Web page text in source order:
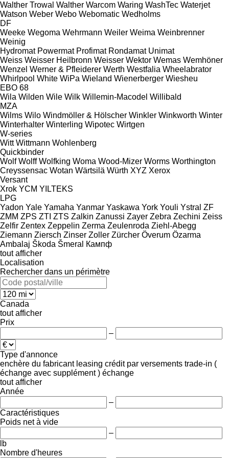
Walther Trowal Walther Warcom Waring WashTec Waterjet
Watson Weber Webo Webomatic Wedholms
DF
Weeke Wegoma Wehrmann Weiler Weima Weinbrenner
Weinig
Hydromat Powermat Profimat Rondamat Unimat
Weiss Weisser Heilbronn Weisser Wektor Wemas Wemhöner
Wenzel Werner & Pfleiderer Werth Westfalia Wheelabrator
Whirlpool White WiPa Wieland Wienerberger Wiesheu
EBO 68
Wila Wilden Wile Wilk Willemin-Macodel Willibald
MZA
Wilms Wilo Windmöller & Hölscher Winkler Winkworth Winter
Winterhalter Winterling Wipotec Wirtgen
W-series
Witt Wittmann Wohlenberg
Quickbinder
Wolf Wolff Wolfking Woma Wood-Mizer Worms Worthington
Creyssensac Wotan Wärtsilä Würth XYZ Xerox
Versant
Xrok YCM YILTEKS
LPG
Yadon Yale Yamaha Yanmar Yaskawa York Youli Ystral ZF
ZMM ZPS ZTI ZTS Zalkin Zanussi Zayer Zebra Zechini Zeiss
Zelfir Zentex Zeppelin Zerma Zeulenroda Ziehl-Abegg
Ziemann Ziersch Zinser Zoller Zürcher Överum Özarma
Ambalaj Škoda Šmeral
Кампф
tout afficher
Localisation
Rechercher dans un périmètre
Canada
tout afficher
Prix
–
Type d'annonce
enchère du fabricant leasing crédit par versements trade-in (
échange avec supplément ) échange
tout afficher
Année
–
Caractéristiques
Poids net à vide
–
lb
Nombre d'heures